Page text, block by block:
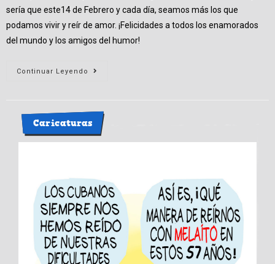
sería que este14 de Febrero y cada día, seamos más los que
podamos vivir y reír de amor. ¡Felicidades a todos los enamorados
del mundo y los amigos del humor!
Continuar Leyendo
365
Caricaturas